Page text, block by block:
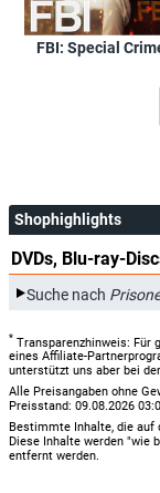
FBI: Special
Shophighlights
DVDs, Blu-ray-
Suche nach
* Transparenzhinweis: Für
eines Affiliate-
unterstützt uns aber bei
Alle Preisangaben ohne
Preisstand: 09.08.2026
Bestimmte Inhalte, die auf
Diese Inhalte werden "wie
entfernt werden.